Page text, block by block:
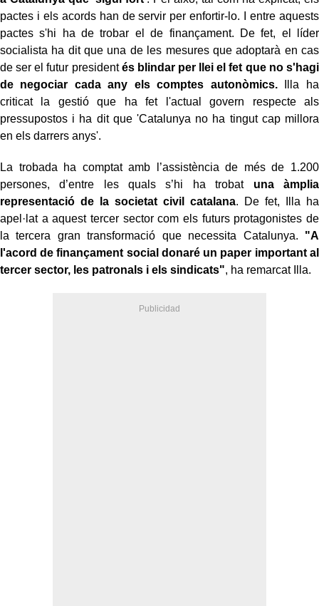
pactes i els acords han de servir per enfortir-lo. I entre aquests
pactes s'hi ha de trobar el de finançament. De fet, el líder
socialista ha dit que una de les mesures que adoptarà en cas
de ser el futur presidentés blindar per llei el fet que no s'hagi
de negociar cada any els comptes autonòmics.Illa ha
criticat la gestió que ha fet l'actual govern respecte als
pressupostos i ha dit que 'Catalunya no ha tingut cap millora
en els darrers anys'.
La trobada ha comptat amb l’assistència de més de 1.200
persones, d’entre les quals s’hi ha trobat una àmplia
representació de la societat civil catalana. De fet, Illa ha
apel·lat a aquest tercer sector com els futurs protagonistes de
la tercera gran transformació que necessita Catalunya. "A
l'acord de finançament social donaré un paper important al
tercer sector, les patronals i els sindicats", ha remarcat Illa.